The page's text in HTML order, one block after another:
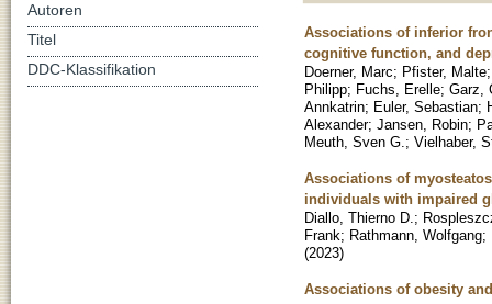
Associations of inferior
cognitive function, and
Doerner, Marc; Pfister, Malte
Philipp; Fuchs, Erelle; Garz,
Annkatrin; Euler, Sebastian;
Alexander; Jansen, Robin;
Meuth, Sven G. ; Vielhaber,
Associations of
individuals with impaired
Diallo, Thierno D. ;
Frank; Rathmann, Wolfgang;
(2023)
Associations of obesity
Autoren
Titel
DDC-Klassifikation